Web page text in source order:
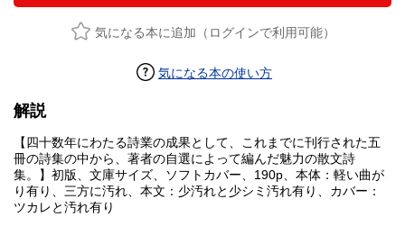
気になる本に追加（ログインで利用可能）
気になる本の使い方
解説
【四十数年にわたる詩業の成果として、これまでに刊行された五
冊の詩集の中から、著者の自選によって編んだ魅力の散文詩
集。】初版、文庫サイズ、ソフトカバー、190p、本体：軽い曲が
り有り、三方に汚れ、本文：少汚れと少シミ汚れ有り、カバー：
ツカレと汚れ有り